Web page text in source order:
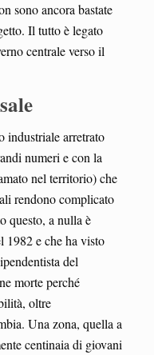
sono ancora bastate
Il tutto è legato
centrale verso il
industriale arretrato
numeri e con la
nel territorio) che
rendono complicato
questo, a nulla è
e che ha visto
del
morte perché
oltre
Una zona, quella a
centinaia di giovani